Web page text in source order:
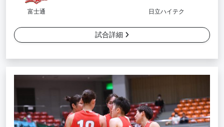
富士通 日立ハイテク
試合詳細